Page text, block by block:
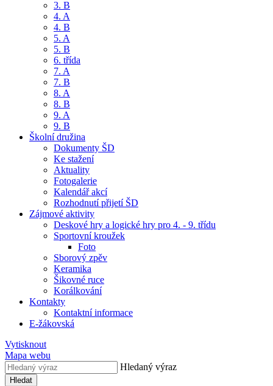
3. B
4. A
4. B
5. A
5. B
6. třída
7. A
7. B
8. A
8. B
9. A
9. B
Školní družina
Dokumenty ŠD
Ke stažení
Aktuality
Fotogalerie
Kalendář akcí
Rozhodnutí přijetí ŠD
Zájmové aktivity
Deskové hry a logické hry pro 4. - 9. třídu
Sportovní kroužek
Foto
Sborový zpěv
Keramika
Šikovné ruce
Korálkování
Kontakty
Kontaktní informace
E-žákovská
Vytisknout
Mapa webu
Hledaný výraz
Hledat